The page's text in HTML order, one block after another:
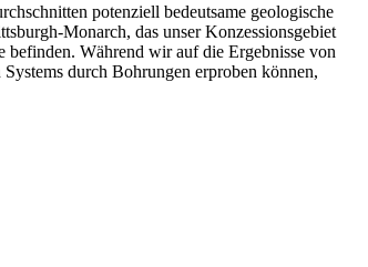
potenziell bedeutsame geologische
Monarch, das unser Konzessionsgebiet
befinden. Während wir auf die Ergebnisse von
durch Bohrungen erproben können,